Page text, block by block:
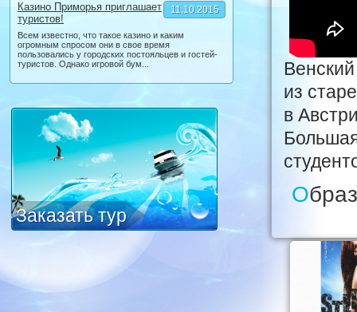
11.10.2015
Казино Приморья приглашает
туристов!
Всем известно, что такое казино и каким
огромным спросом они в свое время
пользовались у городских постояльцев и гостей-
туристов. Однако игровой бум...
Заказать тур
из
в
Образование в Австрии: Венский государственный